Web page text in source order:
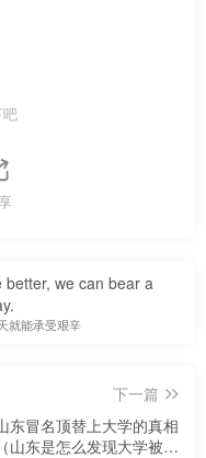
学的本科生和硕士
招生规模在迅速扩
一个年级甚至可以招
大，我们也觉得仅此而
。
吧
we can bear a
就能承受艰辛
下一篇
东冒名顶替上大学的真相
（山东是怎么发现大学被冒